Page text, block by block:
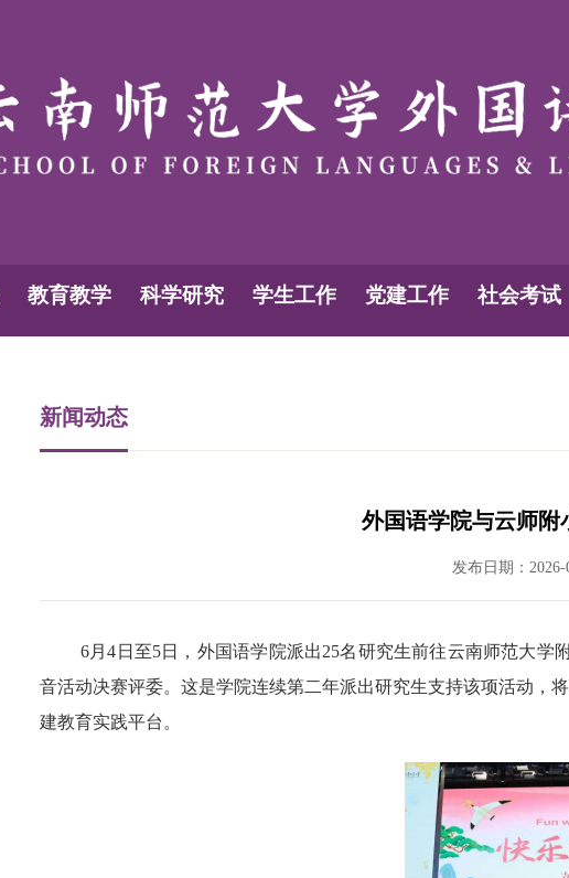
教育教学 科学研究 学生工作 党建工作 社会考试
新闻动态
外国语学院与云师附
发布日期：2026-
6月4 日至5日，外国语学院派出25名研究生前往云南师范大学
音活动决赛评委。这是学院连续第二年派出研究生支持该项活动，
建教育实践平台。